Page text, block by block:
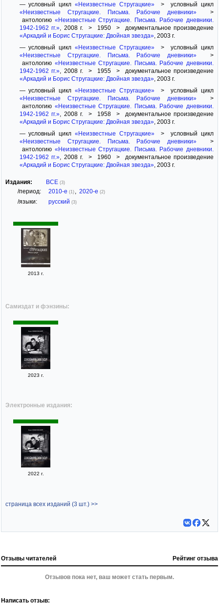
— условный цикл «Неизвестные Стругацкие»> условный цикл
«Неизвестные Стругацкие. Письма. Рабочие дневники» >
антологию «Неизвестные Стругацкие. Письма. Рабочие дневники.
1942-1962 гг.» , 2008 г. > 1950 > документальное произведение
«Аркадий и Борис Стругацкие: Двойная звезда», 2003 г.
— условный цикл «Неизвестные Стругацкие»> условный цикл
«Неизвестные Стругацкие. Письма. Рабочие дневники» >
антологию «Неизвестные Стругацкие. Письма. Рабочие дневники.
1942-1962 гг.» , 2008 г. > 1955 > документальное произведение
«Аркадий и Борис Стругацкие: Двойная звезда», 2003 г.
— условный цикл «Неизвестные Стругацкие»> условный цикл
«Неизвестные Стругацкие. Письма. Рабочие дневники» >
антологию «Неизвестные Стругацкие. Письма. Рабочие дневники.
1942-1962 гг.» , 2008 г. > 1958 > документальное произведение
«Аркадий и Борис Стругацкие: Двойная звезда», 2003 г.
— условный цикл «Неизвестные Стругацкие»> условный цикл
«Неизвестные Стругацкие. Письма. Рабочие дневники» >
антологию «Неизвестные Стругацкие. Письма. Рабочие дневники.
1942-1962 гг.» , 2008 г. > 1960 > документальное произведение
«Аркадий и Борис Стругацкие: Двойная звезда», 2003 г.
Издания: ВСЕ (3)
/период: 2010-е (1) 2020-е (2)
/языки: русский (3)
2013 г.
Самиздат и фэнзины:
2023 г.
Электронные издания:
2022 г.
страница всех изданий (3 шт.) >>
Отзывы читателей Рейтинг отзыва
Отзывов пока нет, ваш может стать первым.
Написать отзыв: